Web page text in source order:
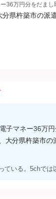
36万円分をだま
県杵築市の派
子マネー36万
大分県杵築市の
ている。5chでは